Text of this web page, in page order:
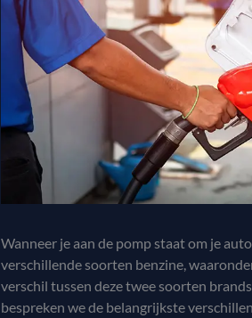
Wanneer je aan de pomp staat om je
verschillende soorten benzine,
verschil tussen deze twee soorten
bespreken we de belangrijkste